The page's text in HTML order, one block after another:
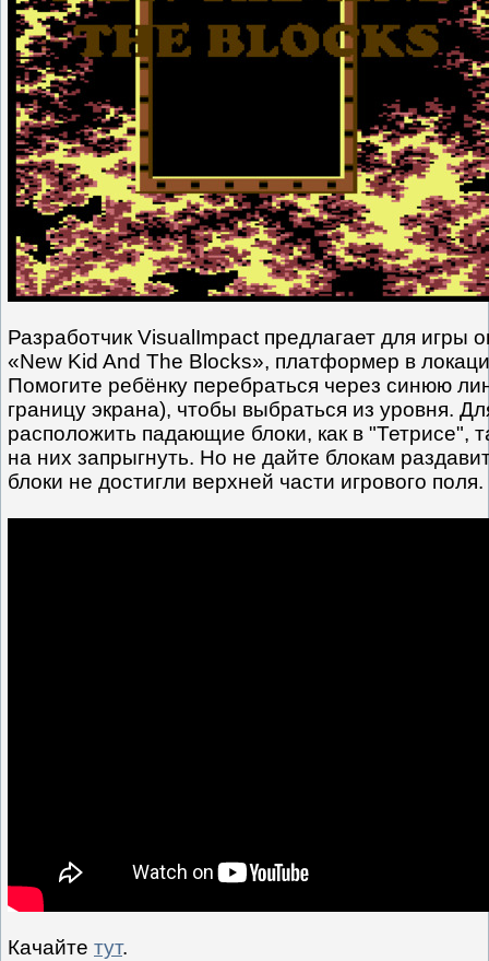
Разработчик VisualImpact предлагает для игры
«New Kid And The Blocks», платформер в
Помогите ребёнку перебраться через синюю
границу экрана), чтобы выбраться из уровня.
расположить падающие блоки, как в "Тетрисе",
на них запрыгнуть. Но не дайте блокам
блоки не достигли верхней части игрового поля.
Качайте тут.